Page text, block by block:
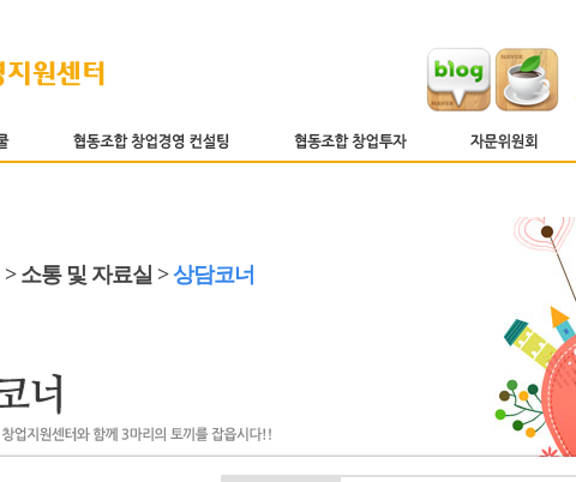
소통 및 자료실 >상담코너